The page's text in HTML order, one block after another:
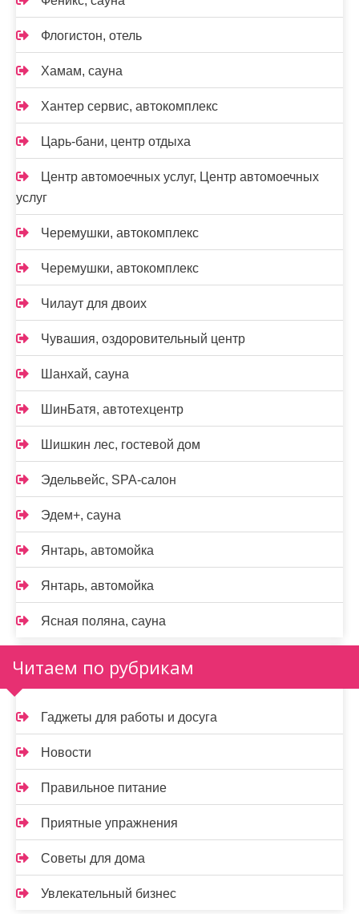
Флогистон, отель
Хамам, сауна
Хантер сервис, автокомплекс
Царь-бани, центр отдыха
Центр автомоечных услуг, Центр автомоечных
услуг
Черемушки, автокомплекс
Черемушки, автокомплекс
Чилаут для двоих
Чувашия, оздоровительный центр
Шанхай, сауна
ШинБатя, автотехцентр
Шишкин лес, гостевой дом
Эдельвейс, SPA-салон
Эдем+, сауна
Янтарь, автомойка
Янтарь, автомойка
Ясная поляна, сауна
Читаем по рубрикам
Гаджеты для работы и досуга
Новости
Правильное питание
Приятные упражнения
Советы для дома
Увлекательный бизнес